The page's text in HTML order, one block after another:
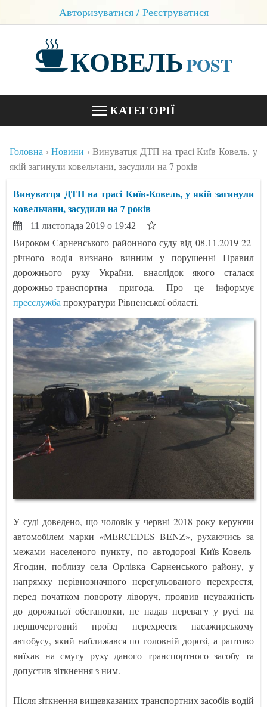
Авторизуватися / Реєструватися
КОВЕЛЬPOST
КАТЕГОРІЇ
БЛОГИ
КОНТАКТИ
Головна Новини
Винуватця ДТП на трасі Київ-Ковель, у
якій загинули ковельчани, засудили на 7 років
Винуватця ДТП на трасі Київ-Ковель, у якій загинули
ковельчани, засудили на 7 років
11 листопада 2019 о 19:42
Вироком Сарненського районного суду від 08.11.2019 22-
річного водія визнано винним у порушенні Правил
дорожнього руху України, внаслідок якого сталася
дорожньо-транспортна пригода. Про це інформує
пресслужба прокуратури Рівненської області.
У суді доведено, що чоловік у червні 2018 року керуючи
автомобілем марки «МERCEDES BENZ», рухаючись за
межами населеного пункту, по автодорозі Київ-Ковель-
Ягодин, поблизу села Орлівка Сарненського району, у
напрямку нерівнозначного нерегульованого перехрестя,
перед початком повороту ліворуч, проявив неуважність
до дорожньої обстановки, не надав перевагу у русі на
першочерговий проїзд перехрестя пасажирському
автобусу, який наближався по головній дорозі, а раптово
виїхав на смугу руху даного транспортного засобу та
допустив зіткнення з ним.
Після зіткнення вищевказаних транспортних засобів водій